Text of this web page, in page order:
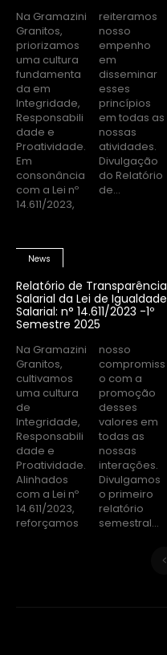
Na Gramazini
Granitos,
priorizamos
uma cultura
fundamenta
da em
Integridade,
Responsabili
dade e
Proatividade.
Em
consonância
com a Lei nº
14.611/2023,
reiteramos
nosso
empenho
em
disseminar
esses
princípios
em todas as
nossas
atividades.
Divulgação
do Relatório
de...
News
Relatório de Transparência
Salarial da Lei de Igualdade
Salarial: n° 14.611/2023 -1º
Semestre 2025
Na Gramazini
Granitos,
cultivamos
uma cultura
de
Integridade,
Responsabili
dade e
Proatividade.
Alinhados
com a Lei nº
14.611/2023,
reforçamos
nosso
compromiss
o com a
promoção
desses
valores em
todas as
nossas
interações.
Divulgamos
o primeiro
relatório
semestral...